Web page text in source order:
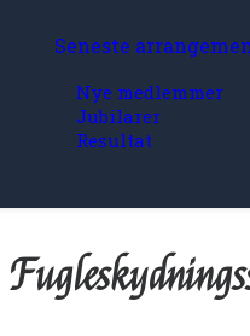
Seneste
Nye medlemmer
Jubilarer
Resultat